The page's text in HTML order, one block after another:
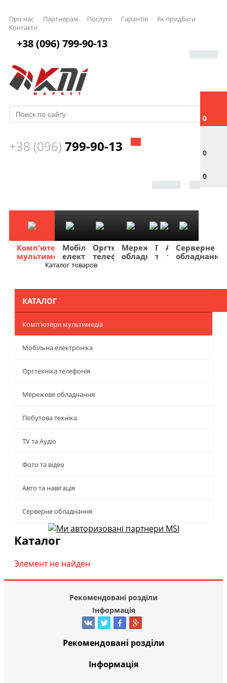
Про нас Партнерам Послуги Гарантія
Як придбати
Контакти
0
0
0
+38 (096) 799-90-13
+38 (096) 799-90-13
Комп'ютери
мультимедіа
Мобільна
електроніка
Оргтехніка
телефонія
Мережеве
обладнання
Побутова
техніка
TV
та
Фото
та
Авто
та
Серверне
обладнання
Каталог товаров
КАТАЛОГ
Комп'ютери мультимедіа
Мобільна електроніка
Оргтехніка телефонія
Мережеве обладнання
Побутова техніка
TV та Аудіо
Фото та відео
Авто та навігація
Серверне обладнання
Каталог
Элемент не найден
Рекомендовані розділи
Інформація
Рекомендовані розділи
Інформація